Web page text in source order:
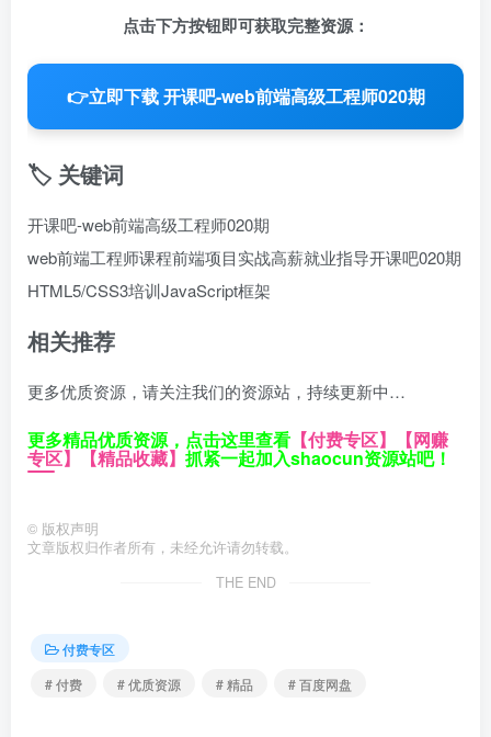
点击下方按钮即可获取完整资源：
👉立即下载 开课吧-web前端高级工程师020期
🏷️ 关键词
开课吧-web前端高级工程师020期
web前端工程师课程前端项目实战高薪就业指导开课吧020期
HTML5/CSS3培训JavaScript框架
相关推荐
更多优质资源，请关注我们的资源站，持续更新中…
更多精品优质资源，点击这里查看 【付费专区】 【网赚
专区】 【精品收藏】 抓紧一起加入shaocun资源站吧！
© 版权声明
文章版权归作者所有，未经允许请勿转载。
THE END
付费专区
# 付费
# 优质资源 # 精品 # 百度网盘